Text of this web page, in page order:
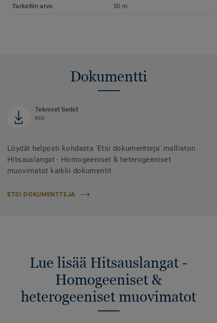
Tarkettin arvo 50 m
Dokumentti
Tekniset tiedot
PDF
Löydät helposti kohdasta 'Etsi dokumentteja' malliston
Hitsauslangat - Homogeeniset & heterogeeniset
muovimatot kaikki dokumentit
ETSI DOKUMENTTEJA
Lue lisää Hitsauslangat -
Homogeeniset &
heterogeeniset muovimatot